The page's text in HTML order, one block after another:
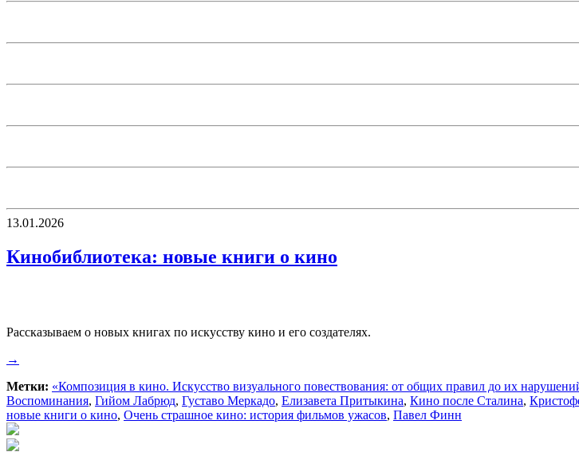
13.01.2026
Кинобиблиотека: новые книги о кино
Рассказываем о новых книгах по искусству кино и его создателях.
→
Метки: «Композиция в кино. Искусство визуального повествования: от общих правил до их
Воспоминания, Гийом Лабрюд, Густаво Меркадо, Елизавета Притыкина, Кино после Сталина,
новые книги о кино, Очень страшное кино: история фильмов ужасов, Павел Финн